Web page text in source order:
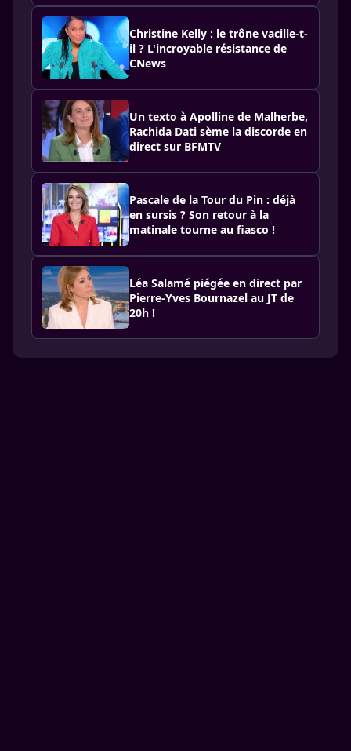
Christine Kelly : le trône vacille-t-
il ? L'incroyable résistance de
CNews
Un texto à Apolline de Malherbe,
Rachida Dati sème la discorde en
direct sur BFMTV
Pascale de la Tour du Pin : déjà
en sursis ? Son retour à la
matinale tourne au fiasco !
Léa Salamé piégée en direct par
Pierre-Yves Bournazel au JT de
20h !